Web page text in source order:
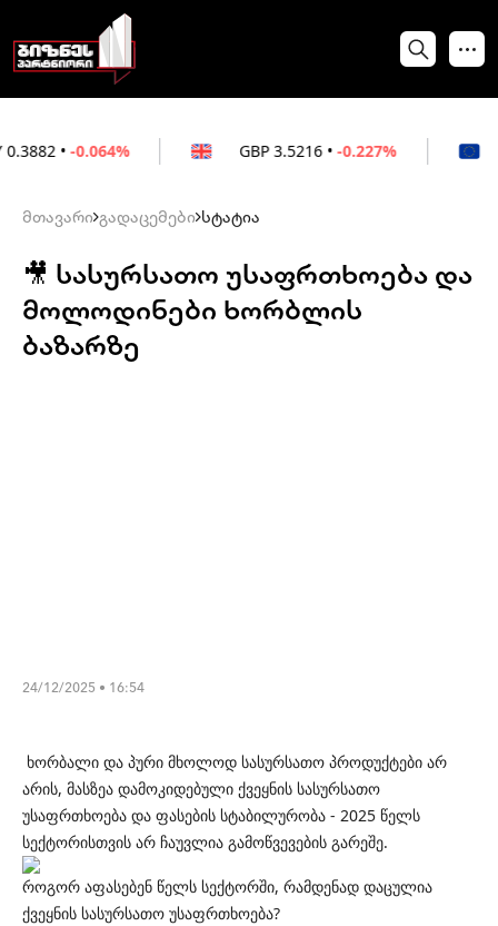
-0.064% GBP 3.5216 • -0.227% EUR
მთავარი გადაცემები სტატია
🎥 სასურსათო უსაფრთხოება და
მოლოდინები ხორბლის
ბაზარზე
24/12/2025 • 16:54
ხორბალი და პური მხოლოდ სასურსათო პროდუქტები არ
არის, მასზეა დამოკიდებული ქვეყნის სასურსათო
უსაფრთხოება და ფასების სტაბილურობა - 2025 წელს
სექტორისთვის არ ჩაუვლია გამოწვევების გარეშე.
როგორ აფასებენ წელს სექტორში, რამდენად დაცულია
ქვეყნის სასურსათო უსაფრთხოება?